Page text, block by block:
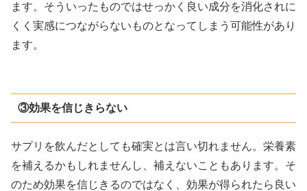
ます。そういったものではせっかく良い成分を消化されに
くく実感につながらないものとなってしまう可能性があり
ます。
③効果を信じきらない
サプリを飲んだとしても確実とは言い切れません。栄養素
を補えるかもしれませんし、補えないこともあります。そ
のため効果を信じきるのではなく、効果が得られたら良い